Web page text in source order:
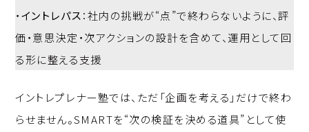
・イントレパス：社内の挑戦が“点”で終わらないように、評
価・意思決定・次アクションの設計を含めて、運用として回
る形に整える支援
イントレプレナー塾では、ただ「企画を考える」だけで終わ
らせません。SMARTを“次の検証を決める道具”として使